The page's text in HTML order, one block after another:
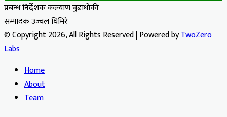
प्रबन्ध निर्देशक कल्याण बुढाथोकी
सम्पादक उज्वल घिमिरे
© Copyright 2026, All Rights Reserved | Powered byTwoZero
Labs
Home
About
Team